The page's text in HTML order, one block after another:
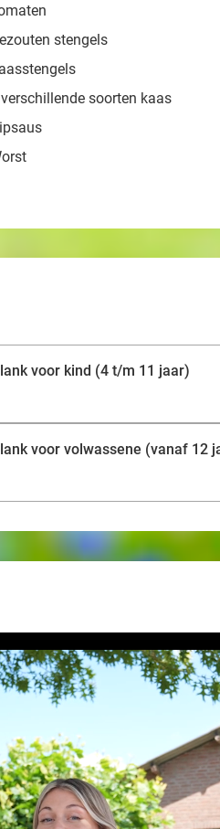
stengels
soorten kaas
voor kind (4 t/m 11 jaar)
voor volwassene (vanaf 12